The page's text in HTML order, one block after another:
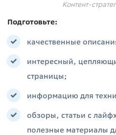
Контент-
Подготовьте:
качественные
интересный,
страницы;
информацию для
обзоры, статьи с
полезные материалы